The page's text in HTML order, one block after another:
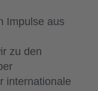
Impulse aus
zu den
internationale